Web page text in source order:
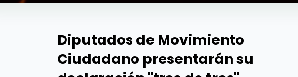
Diputados de Movimiento
Ciudadano presentarán su